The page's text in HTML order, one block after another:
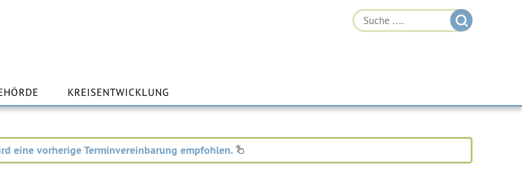
KREISENTWICKLUNG
eine vorherige Terminvereinbarung empfohlen.